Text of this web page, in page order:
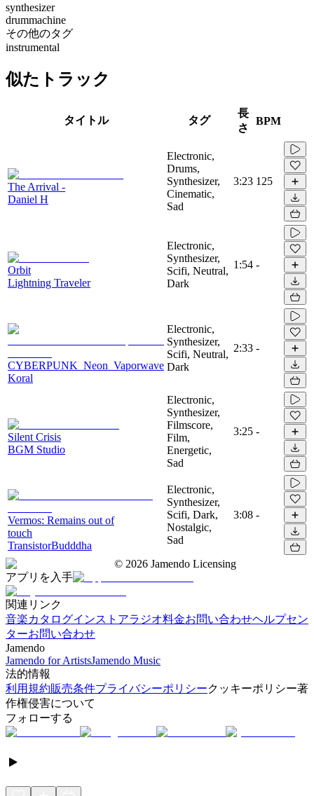
synthesizer
drummachine
その他のタグ
instrumental
似たトラック
タイトル タグ
長
さ
BPM
The Arrival -
Daniel H
Electronic,
Drums,
Synthesizer,
Cinematic,
Sad
3:23 125
Orbit
Lightning Traveler
Electronic,
Synthesizer,
Scifi, Neutral,
Dark
1:54 -
CYBERPUNK_Neon_Vaporwave
Koral
Electronic,
Synthesizer,
Scifi, Neutral,
Dark
2:33 -
Silent Crisis
BGM Studio
Electronic,
Synthesizer,
Filmscore,
Film,
Energetic,
Sad
3:25 -
Vermos: Remains out of
touch
TransistorBudddha
Electronic,
Synthesizer,
Scifi, Dark,
Nostalgic,
Sad
3:08 -
© 2026 Jamendo Licensing
アプリを入手
関連リンク
音楽カタログインストアラジオ料金お問い合わせヘルプセン
ターお問い合わせ
Jamendo
Jamendo for ArtistsJamendo Music
法的情報
利用規約販売条件プライバシーポリシークッキーポリシー著
作権侵害について
フォローする